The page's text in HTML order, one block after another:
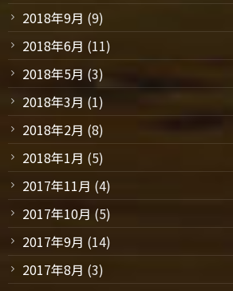
2018年9月 (9)
2018年6月 (11)
2018年5月 (3)
2018年3月 (1)
2018年2月 (8)
2018年1月 (5)
2017年11月 (4)
2017年10月 (5)
2017年9月 (14)
2017年8月 (3)